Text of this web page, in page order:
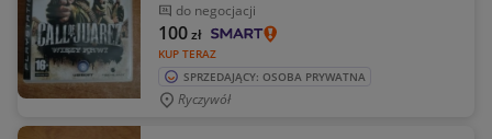
do negocjacji
KUP TERAZ
100zł
SPRZEDAJĄCY: OSOBA PRYWATNA
Ryczywół